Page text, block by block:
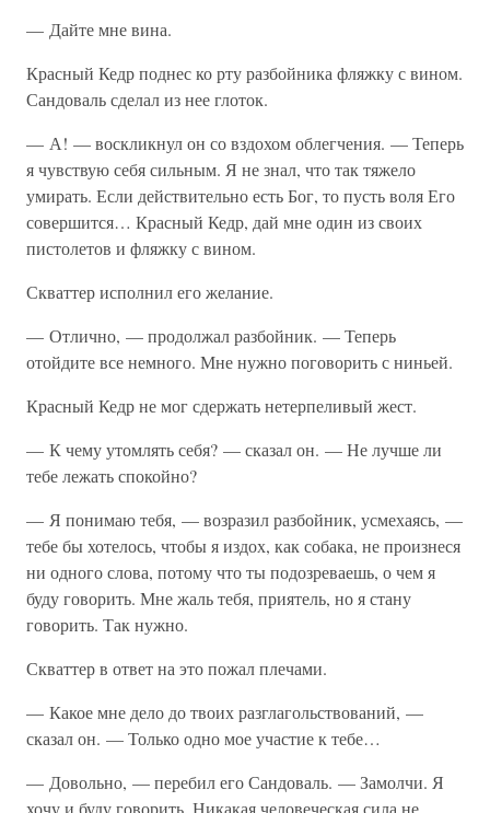
— Дайте мне вина.
Красный Кедр поднес ко рту разбойника фляжку с вином.
Сандоваль сделал из нее глоток.
— А! — воскликнул он со вздохом облегчения. — Теперь
я чувствую себя сильным. Я не знал, что так тяжело
умирать. Если действительно есть Бог, то пусть воля Его
совершится… Красный Кедр, дай мне один из своих
пистолетов и фляжку с вином.
Скваттер исполнил его желание.
— Отлично, — продолжал разбойник. — Теперь
отойдите все немного. Мне нужно поговорить с ниньей.
Красный Кедр не мог сдержать нетерпеливый жест.
— К чему утомлять себя? — сказал он. — Не лучше ли
тебе лежать спокойно?
— Я понимаю тебя, — возразил разбойник, усмехаясь, —
тебе бы хотелось, чтобы я издох, как собака, не произнеся
ни одного слова, потому что ты подозреваешь, о чем я
буду говорить. Мне жаль тебя, приятель, но я стану
говорить. Так нужно.
Скваттер в ответ на это пожал плечами.
— Какое мне дело до твоих разглагольствований, —
сказал он. — Только одно мое участие к тебе…
— Довольно, — перебил его Сандоваль. — Замолчи. Я
хочу и буду говорить. Никакая человеческая сила не